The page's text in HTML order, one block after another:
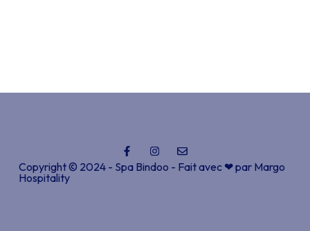
Copyright © 2024 - Spa Bindoo - Fait avec ❤ par Margo
Hospitality